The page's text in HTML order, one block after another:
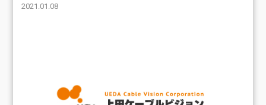
2021.01.08